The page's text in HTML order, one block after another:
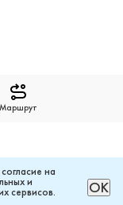
Маршрут
на
и
сервисов.
ОК